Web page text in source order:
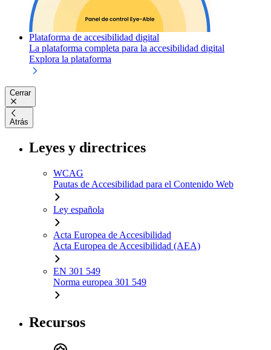
Plataforma de accesibilidad digital
La plataforma completa para la accesibilidad digital
Explora la plataforma
Cerrar
Atrás
Leyes y directrices
WCAG
Pautas de Accesibilidad para el Contenido Web
Ley española
Acta Europea de Accesibilidad
Acta Europea de Accesibilidad (AEA)
EN 301 549
Norma europea 301 549
Recursos